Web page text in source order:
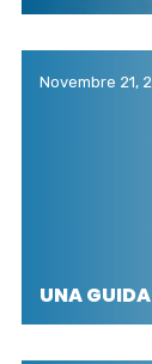
Novembre 21,
UNA